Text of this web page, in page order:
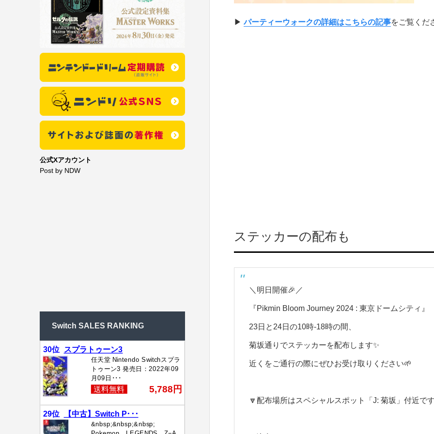
▶︎パーティーウォークの詳細はこちらの記事をご覧くだ
ステッカーの配布も
＼明日開催🎉／
『Pikmin Bloom Journey 2024 : 東京ドームシティ』
23日と24日の10時-18時の間、
菊坂通りでステッカーを配布します✨
近くをご通行の際にぜひお受け取りください🌱
🔽配布場所はスペシャルスポット「J: 菊坂」付近で
公式Xアカウント
Post by NDW
Switch SALES RANKING